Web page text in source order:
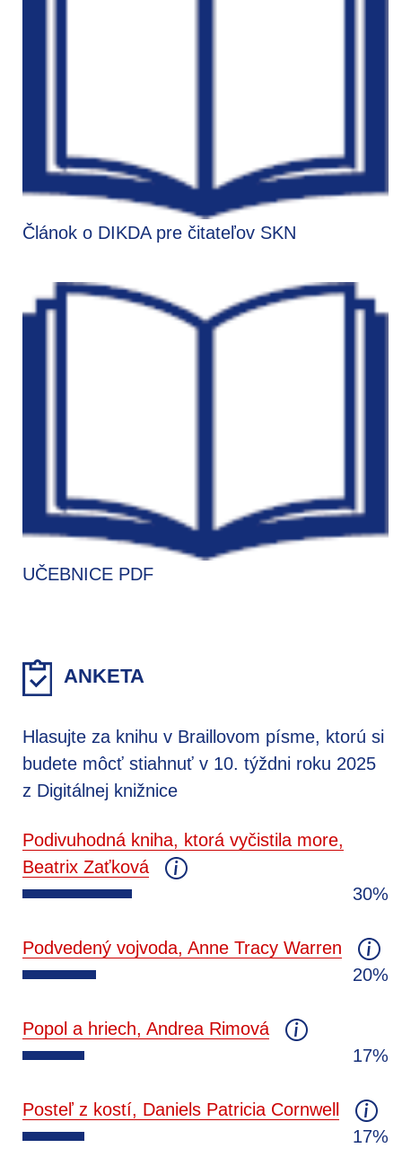
Článok o DIKDA pre čitateľov SKN
UČEBNICE PDF
ANKETA
Hlasujte za knihu v Braillovom písme, ktorú si
budete môcť stiahnuť v 10. týždni roku 2025
z Digitálnej knižnice
Podivuhodná kniha, ktorá vyčistila more,
Beatrix Zaťková
30%
Podvedený vojvoda, Anne Tracy Warren
20%
Popol a hriech, Andrea Rimová
17%
Posteľ z kostí, Daniels Patricia Cornwell
17%